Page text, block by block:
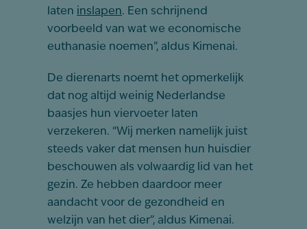
laten inslapen. Een schrijnend
voorbeeld van wat we economische
euthanasie noemen”, aldus Kimenai.
De dierenarts noemt het opmerkelijk
dat nog altijd weinig Nederlandse
baasjes hun viervoeter laten
verzekeren. “Wij merken namelijk juist
steeds vaker dat mensen hun huisdier
beschouwen als volwaardig lid van het
gezin. Ze hebben daardoor meer
aandacht voor de gezondheid en
welzijn van het dier”, aldus Kimenai.